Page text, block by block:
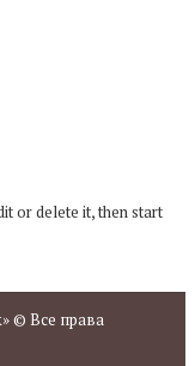
or delete it, then start
© Все права